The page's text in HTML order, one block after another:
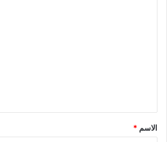
ق
*
الاسم *